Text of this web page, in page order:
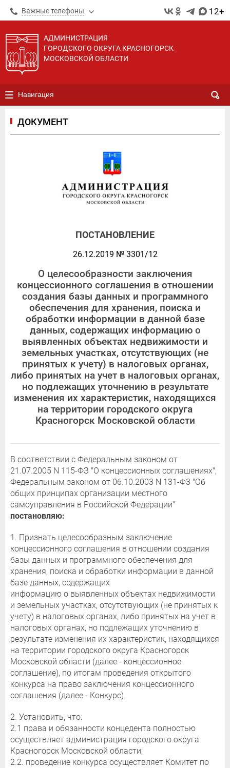
Важные телефоны 12+
АДМИНИСТРАЦИЯ
ГОРОДСКОГО ОКРУГА КРАСНОГОРСК
МОСКОВСКОЙ ОБЛАСТИ
Навигация
ДОКУМЕНТ
ПОСТАНОВЛЕНИЕ
26.12.2019 № 3301/12
О целесообразности заключения
концессионного соглашения в отношении
создания базы данных и программного
обеспечения для хранения, поиска и
обработки информации в данной базе
данных, содержащих информацию о
выявленных объектах недвижимости и
земельных участках, отсутствующих (не
принятых к учету) в налоговых органах,
либо принятых на учет в налоговых органах,
но подлежащих уточнению в результате
изменения их характеристик, находящихся
на территории городского округа
Красногорск Московской области
В соответствии с Федеральным законом от
21.07.2005 N 115-ФЗ "О концессионных соглашениях",
Федеральным законом от 06.10.2003 N 131-Ф3 "Об
общих принципах организации местного
самоуправления в Российской Федерации"
постановляю:
1. Признать целесообразным заключение
концессионного соглашения в отношении создания
базы данных и программного обеспечения для
хранения, поиска и обработки информации в данной
базе данных, содержащих
информацию о выявленных объектах недвижимости
и земельных участках, отсутствующих (не принятых к
учету) в налоговых органах, либо принятых на учет в
налоговых органах, но подлежащих уточнению в
результате изменения их характеристик, находящихся
на территории городского округа Красногорск
Московской области (далее - концессионное
соглашение), по итогам проведения открытого
конкурса на право заключения концессионного
соглашения (далее - Конкурс).
2. Установить, что:
2.1 права и обязанности концедента полностью
осуществляет администрация городского округа
Красногорск Московской области;
2.2. проведение конкурса осуществляет Комитет по